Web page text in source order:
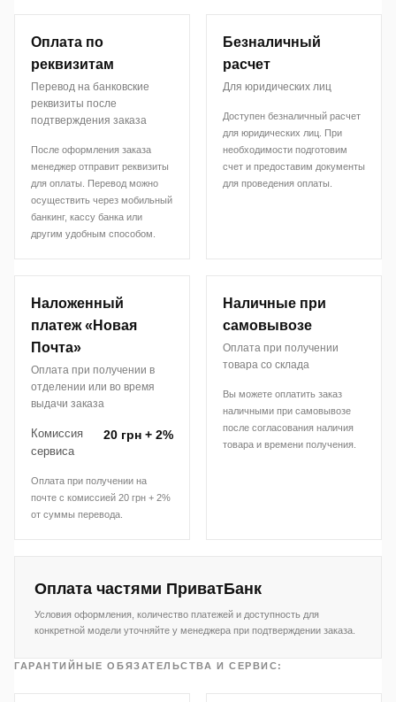
Оплата по
реквизитам
Перевод на банковские
реквизиты после
подтверждения заказа
После оформления заказа
менеджер отправит реквизиты
для оплаты. Перевод можно
осуществить через мобильный
банкинг, кассу банка или
другим удобным способом.
Безналичный
расчет
Для юридических лиц
Доступен безналичный расчет
для юридических лиц. При
необходимости подготовим
счет и предоставим документы
для проведения оплаты.
Наложенный
платеж «Новая
Почта»
Оплата при получении в
отделении или во время
выдачи заказа
Комиссия
сервиса
20 грн + 2%
Оплата при получении на
почте с комиссией 20 грн + 2%
от суммы перевода.
Наличные при
самовывозе
Оплата при получении
товара со склада
Вы можете оплатить заказ
наличными при самовывозе
после согласования наличия
товара и времени получения.
Оплата частями ПриватБанк
Условия оформления, количество платежей и доступность для
конкретной модели уточняйте у менеджера при подтверждении заказа.
ГАРАНТИЙНЫЕ ОБЯЗАТЕЛЬСТВА И СЕРВИС: